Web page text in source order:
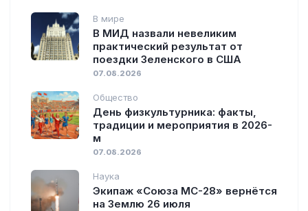
В мире
В МИД назвали невеликим
практический результат от
поездки Зеленского в США
07.08.2026
Общество
День физкультурника: факты,
традиции и мероприятия в 2026-
м
07.08.2026
Наука
Экипаж «Союза МС-28» вернётся
на Землю 26 июля